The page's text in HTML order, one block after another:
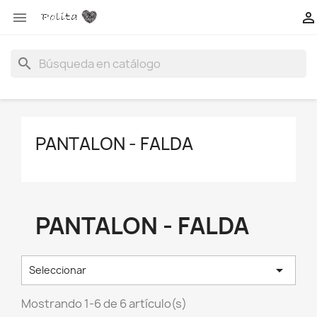
 
search
PANTALON - FALDA
PANTALON - FALDA
Seleccionar 
Mostrando 1-6 de 6 artículo(s)